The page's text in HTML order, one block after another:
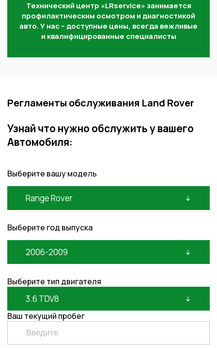
Технический центр «LRservice» занимается
профилактическим осмотром и диагностикой
авто. У нас – доступные цены, всегда вежливые
и квалифицированные специалисты
Регламенты обслуживания Land Rover
Узнай что нужно обслужить у вашего
Автомобиля:
Выберите вашу модель
Range Rover
Выберите год выпуска
2006-2009
Выберите тип двигателя
3.6 TDV8
Ваш текущий пробег